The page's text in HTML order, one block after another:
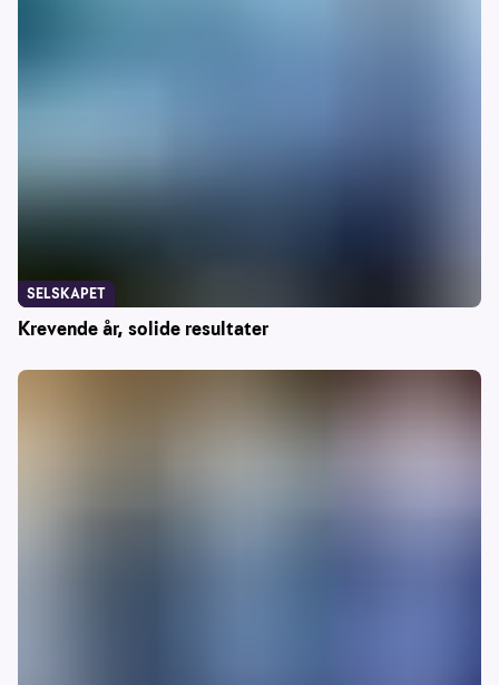
Krevende år, solide resultater
SELSKAPET